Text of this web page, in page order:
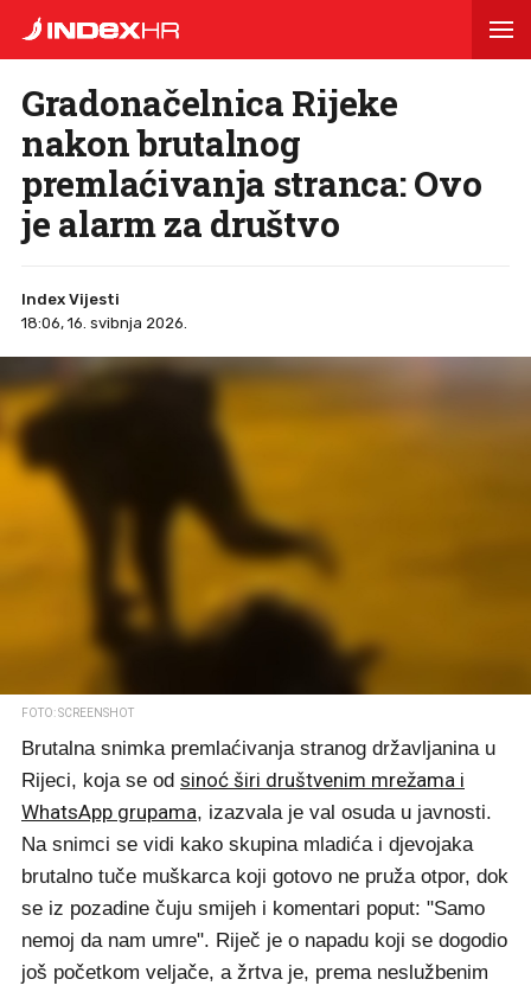
Gradonačelnica Rijeke
nakon brutalnog
premlaćivanja stranca: Ovo
je alarm za društvo
Index Vijesti
18:06, 16. svibnja 2026.
FOTO: SCREENSHOT
Brutalna snimka premlaćivanja stranog državljanina u
Rijeci, koja se od sinoć širi društvenim mrežama i
WhatsApp grupama, izazvala je val osuda u javnosti.
Na snimci se vidi kako skupina mladića i djevojaka
brutalno tuče muškarca koji gotovo ne pruža otpor, dok
se iz pozadine čuju smijeh i komentari poput: "Samo
nemoj da nam umre". Riječ je o napadu koji se dogodio
još početkom veljače, a žrtva je, prema neslužbenim